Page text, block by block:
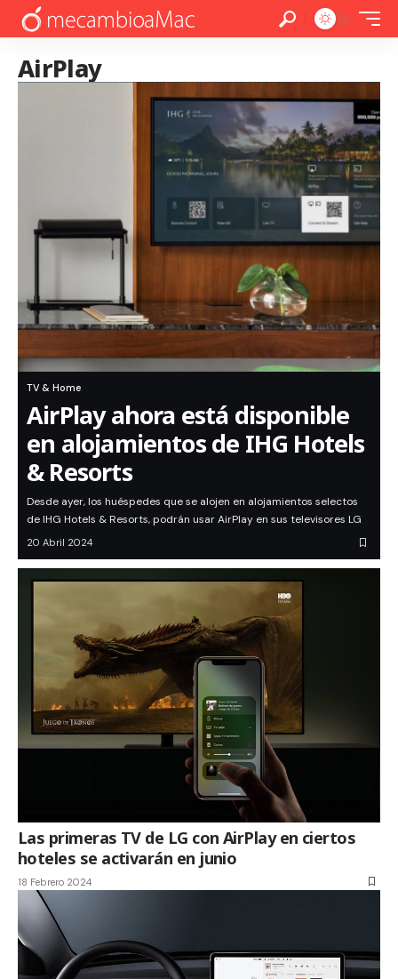
AirPlay
TV & Home
AirPlay ahora está disponible
en alojamientos de IHG Hotels
& Resorts
Desde ayer, los huéspedes que se alojen en alojamientos selectos
de IHG Hotels & Resorts, podrán usar AirPlay en sus televisores LG
20 Abril 2024
Las primeras TV de LG con AirPlay en ciertos
hoteles se activarán en junio
18 Febrero 2024